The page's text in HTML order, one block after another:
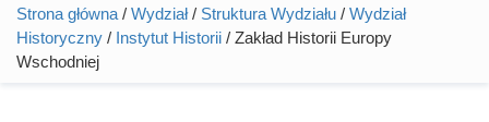
Jesteś tutaj
Strona główna / Wydział/ Struktura Wydziału / Wydział
Historyczny / Instytut Historii / Zakład Historii Europy
Wschodniej